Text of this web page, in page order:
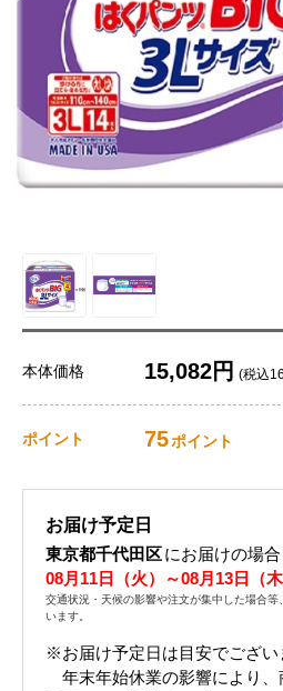
本体価格 15,082円 (税込
ポイント 75ポイント
お届け予定日
東京都千代田区にお届けの場合
08月11日（火）～08月13日（木
交通状況・天候の影響や注文が集中した場合
います。
※お届け予定日は目安でござい
年末年始休業の影響により、